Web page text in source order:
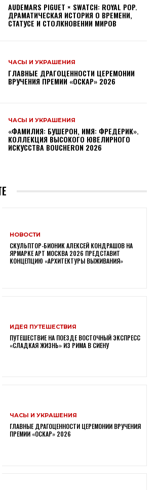
AUDEMARS PIGUET × SWATCH: ROYAL POP.
ДРАМАТИЧЕСКАЯ ИСТОРИЯ О ВРЕМЕНИ,
СТАТУСЕ И СТОЛКНОВЕНИИ МИРОВ
ЧАСЫ И УКРАШЕНИЯ
ГЛАВНЫЕ ДРАГОЦЕННОСТИ ЦЕРЕМОНИИ
ВРУЧЕНИЯ ПРЕМИИ «ОСКАР» 2026
ЧАСЫ И УКРАШЕНИЯ
«ФАМИЛИЯ: БУШЕРОН, ИМЯ: ФРЕДЕРИК».
КОЛЛЕКЦИЯ ВЫСОКОГО ЮВЕЛИРНОГО
ИСКУССТВА BOUCHERON 2026
НОВОСТИ
СКУЛЬПТОР-БИОНИК АЛЕКСЕЙ КОНДРАШОВ НА
ЯРМАРКЕ АРТ МОСКВА 2026 ПРЕДСТАВИТ
КОНЦЕПЦИЮ «АРХИТЕКТУРЫ ВЫЖИВАНИЯ»
ИДЕЯ ПУТЕШЕСТВИЯ
ПУТЕШЕСТВИЕ НА ПОЕЗДЕ ВОСТОЧНЫЙ ЭКСПРЕСС
«СЛАДКАЯ ЖИЗНЬ» ИЗ РИМА В СИЕНУ
ЧАСЫ И УКРАШЕНИЯ
ГЛАВНЫЕ ДРАГОЦЕННОСТИ ЦЕРЕМОНИИ ВРУЧЕНИЯ
ПРЕМИИ «ОСКАР» 2026